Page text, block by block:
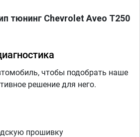
тюнинг Chevrolet Aveo T250
чтобы подобрать наше
решение для него.
прошивку